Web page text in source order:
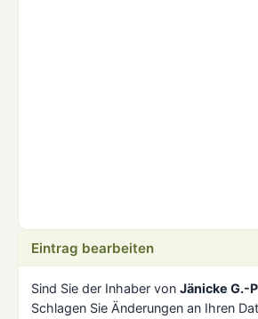
Eintrag bearbeiten
Sind Sie der Inhaber von Jänicke G.-
Schlagen Sie Änderungen an Ihren